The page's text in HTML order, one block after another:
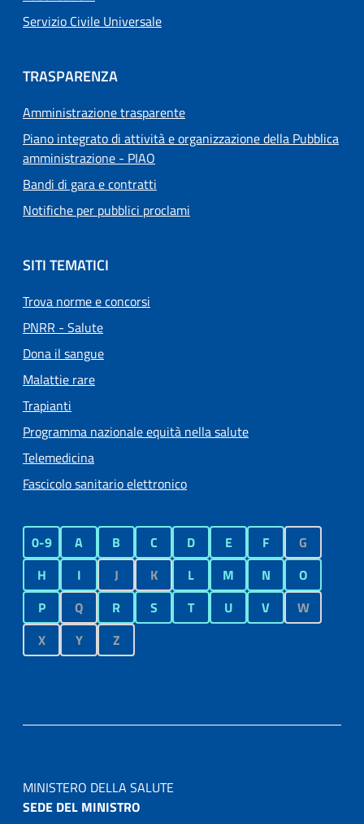
Servizio Civile Universale
TRASPARENZA
Amministrazione trasparente
Piano integrato di attività e organizzazione della Pubblica
amministrazione - PIAO
Bandi di gara e contratti
Notifiche per pubblici proclami
SITI TEMATICI
Trova norme e concorsi
PNRR - Salute
Dona il sangue
Malattie rare
Trapianti
Programma nazionale equità nella salute
Telemedicina
Fascicolo sanitario elettronico
0-9 A B C D E F
G
H
I J K L M N
O
P
Q R S T U V
W
X
Y Z
MINISTERO DELLA SALUTE
SEDE DEL MINISTRO